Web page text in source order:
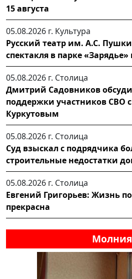
15 августа
05.08.2026 г. Культура
Русский театр им. А.С.
спектакля в парке
05.08.2026 г. Столица
Дмитрий Садовников
поддержки участников СВО
Куркутовым
05.08.2026 г. Столица
Суд взыскал с подрядчика
строительные недостатки
05.08.2026 г. Столица
Евгений Григорьев: Жизнь
прекрасна
Молния